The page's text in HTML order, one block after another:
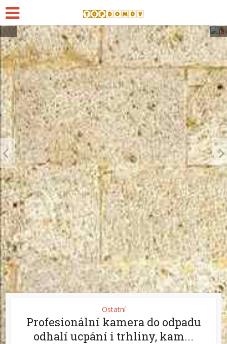
Ostatní
Profesionální kamera do
odpadu odhalí ucpání i
trhliny, kam oko
nedosáhne
18 června, 2026
Ostatní
Profesionální kamera do odpadu
odhalí ucpání i trhliny, kam...